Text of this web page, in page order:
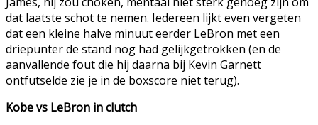
dat laatste schot te nemen. Iedereen lijkt even vergeten
dat een kleine halve minuut eerder LeBron met een
driepunter de stand nog had gelijkgetrokken (en de
aanvallende fout die hij daarna bij Kevin Garnett
ontfutselde zie je in de boxscore niet terug).
Kobe vs LeBron in clutch